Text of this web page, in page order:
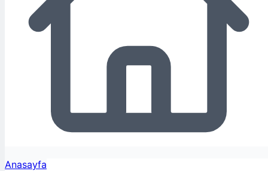
Anasayfa